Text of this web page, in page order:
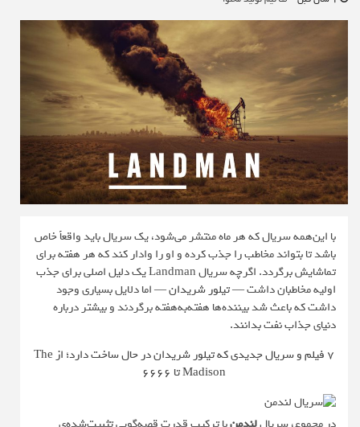
با این‌همه سریال که هر ماه منتشر می‌شود، یک سریال باید واقعاً خاص
باشد تا بتواند مخاطب را جذب کرده و او را وادار کند که هر هفته برای
تماشایش برگردد. اگرچه سریال Landman یک دلیل اصلی برای جذب
اولیه مخاطبان داشت —تیلور شریدان— اما دلایل بسیاری وجود
داشت که باعث شد بیننده‌ها هفته‌به‌هفته برگردند و بیشتر درباره
دنیای جذاب نفت بدانند.
۷ فیلم و سریال جدیدی که تیلور شریدان در حال ساخت دارد؛ از The
Madison تا ۶۶۶۶